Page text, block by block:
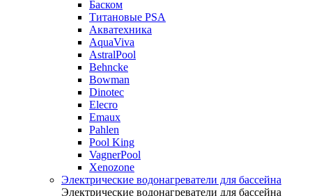
Баском
Титановые PSA
Акватехника
AquaViva
AstralPool
Behncke
Bowman
Dinotec
Elecro
Emaux
Pahlen
Pool King
VagnerPool
Xenozone
Электрические водонагреватели для бассейна
Электрические водонагреватели для бассейна